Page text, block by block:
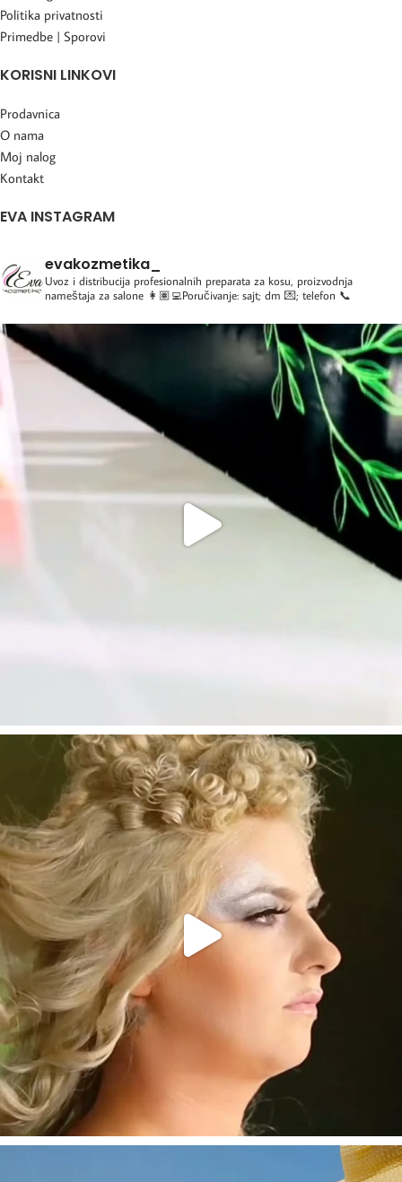
Politika privatnosti
Primedbe | Sporovi
KORISNI LINKOVI
Prodavnica
O nama
Moj nalog
Kontakt
EVA INSTAGRAM
evakozmetika_
Uvoz i distribucija profesionalnih preparata za kosu, proizvodnja
nameštaja za salone 👩🏽‍💻Poručivanje: sajt; dm 💌; telefon 📞